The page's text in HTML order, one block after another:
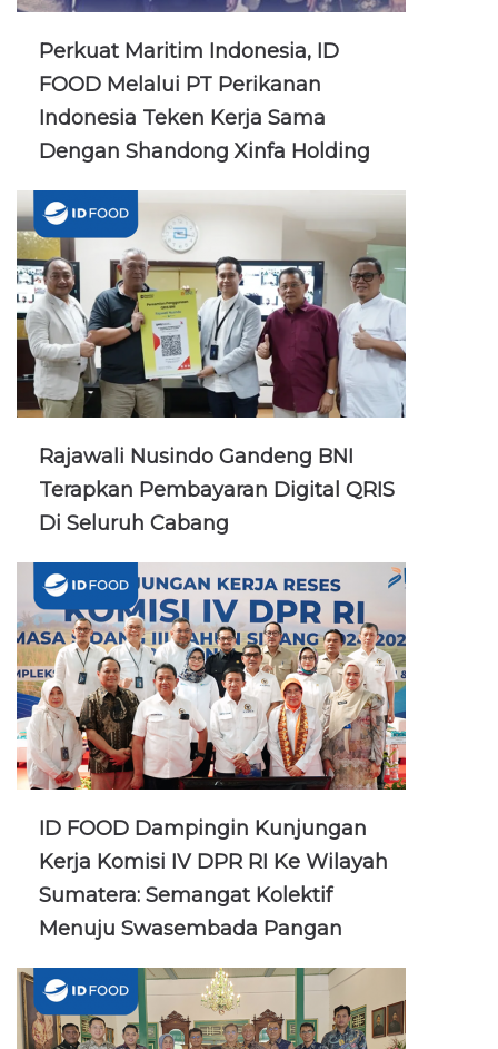
Perkuat Maritim Indonesia, ID
FOOD Melalui PT Perikanan
Indonesia Teken Kerja Sama
Dengan Shandong Xinfa Holding
Rajawali Nusindo Gandeng BNI
Terapkan Pembayaran Digital QRIS
Di Seluruh Cabang
ID FOOD Dampingin Kunjungan
Kerja Komisi IV DPR RI Ke Wilayah
Sumatera: Semangat Kolektif
Menuju Swasembada Pangan